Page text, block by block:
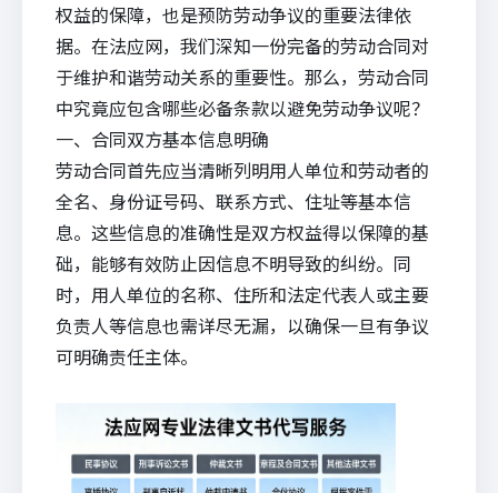
权益的保障，也是预防劳动争议的重要法律依
据。在法应网，我们深知一份完备的劳动合同对
于维护和谐劳动关系的重要性。那么，劳动合同
中究竟应包含哪些必备条款以避免劳动争议呢？
一、合同双方基本信息明确
劳动合同首先应当清晰列明用人单位和劳动者的
全名、身份证号码、联系方式、住址等基本信
息。这些信息的准确性是双方权益得以保障的基
础，能够有效防止因信息不明导致的纠纷。同
时，用人单位的名称、住所和法定代表人或主要
负责人等信息也需详尽无漏，以确保一旦有争议
可明确责任主体。